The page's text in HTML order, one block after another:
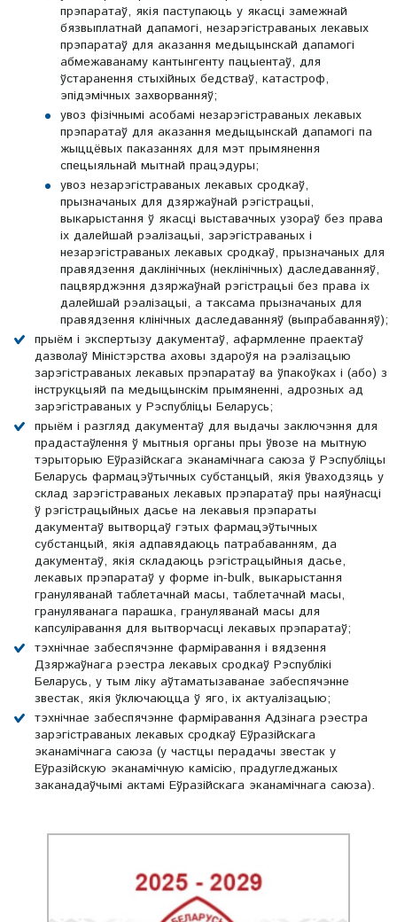
прэпаратаў, якія паступаюць у якасці замежнай
бязвыплатнай дапамогі, незарэгістраваных лекавых
прэпаратаў для аказання медыцынскай дапамогі
абмежаванаму кантынгенту пацыентаў, для
ўстаранення стыхійных бедстваў, катастроф,
эпідэмічных захворванняў;
увоз фізічнымі асобамі незарэгістраваных лекавых
прэпаратаў для аказання медыцынскай дапамогі па
жыццёвых паказаннях для мэт прымянення
спецыяльнай мытнай працэдуры;
увоз незарэгістраваных лекавых сродкаў,
прызначаных для дзяржаўнай рэгістрацыі,
выкарыстання ў якасці выставачных узораў без права
іх далейшай рэалізацыі, зарэгістраваных і
незарэгістраваных лекавых сродкаў, прызначаных для
правядзення даклінічных (неклінічных) даследаванняў,
пацвярджэння дзяржаўнай рэгістрацыі без права іх
далейшай рэалізацыі, а таксама прызначаных для
правядзення клінічных даследаванняў (выпрабаванняў);
прыём і экспертызу дакументаў, афармленне праектаў
дазволаў Міністэрства аховы здароўя на рэалізацыю
зарэгістраваных лекавых прэпаратаў ва ўпакоўках і (або) з
інструкцыяй па медыцынскім прымяненні, адрозных ад
зарэгістраваных у Рэспубліцы Беларусь;
прыём і разгляд дакументаў для выдачы заключэння для
прадастаўлення ў мытныя органы пры ўвозе на мытную
тэрыторыю Еўразійскага эканамічнага саюза ў Рэспубліцы
Беларусь фармацэўтычных субстанцый, якія ўваходзяць у
склад зарэгістраваных лекавых прэпаратаў пры наяўнасці
ў рэгістрацыйных дасье на лекавыя прэпараты
дакументаў вытворцаў гэтых фармацэўтычных
субстанцый, якія адпавядаюць патрабаванням, да
дакументаў, якія складаюць рэгістрацыйныя дасье,
лекавых прэпаратаў у форме in-bulk, выкарыстання
грануляванай таблетачнай масы, таблетачнай масы,
грануляванага парашка, грануляванай масы для
капсуліравання для вытворчасці лекавых прэпаратаў;
тэхнічнае забеспячэнне фарміравання і вядзення
Дзяржаўнага рэестра лекавых сродкаў Рэспублікі
Беларусь, у тым ліку аўтаматызаванае забеспячэнне
звестак, якія ўключаюцца ў яго, іх актуалізацыю;
тэхнічнае забеспячэнне фарміравання Адзінага рэестра
зарэгістраваных лекавых сродкаў Еўразійскага
эканамічнага саюза (у частцы перадачы звестак у
Еўразійскую эканамічную камісію, прадугледжаных
заканадаўчымі актамі Еўразійскага эканамічнага саюза).